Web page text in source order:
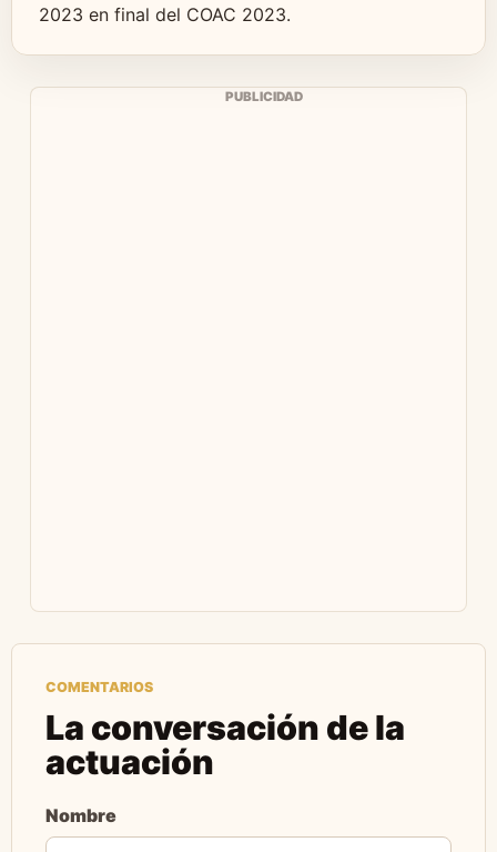
2023 en final del COAC 2023.
PUBLICIDAD
COMENTARIOS
La conversación de la
actuación
Nombre